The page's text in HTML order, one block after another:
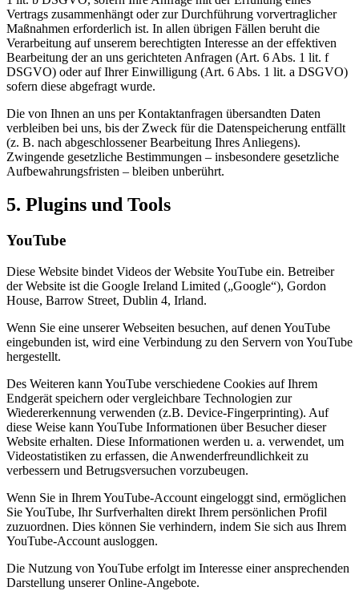
Vertrags zusammenhängt oder zur Durchführung vorvertraglicher
Maßnahmen erforderlich ist. In allen übrigen Fällen beruht die
Verarbeitung auf unserem berechtigten Interesse an der effektiven
Bearbeitung der an uns gerichteten Anfragen (Art. 6 Abs. 1 lit. f
DSGVO) oder auf Ihrer Einwilligung (Art. 6 Abs. 1 lit. a DSGVO)
sofern diese abgefragt wurde.
Die von Ihnen an uns per Kontaktanfragen übersandten Daten
verbleiben bei uns, bis der Zweck für die Datenspeicherung entfällt
(z. B. nach abgeschlossener Bearbeitung Ihres Anliegens).
Zwingende gesetzliche Bestimmungen – insbesondere gesetzliche
Aufbewahrungsfristen – bleiben unberührt.
5. Plugins und Tools
YouTube
Diese Website bindet Videos der Website YouTube ein. Betreiber
der Website ist die Google Ireland Limited („Google“), Gordon
House, Barrow Street, Dublin 4, Irland.
Wenn Sie eine unserer Webseiten besuchen, auf denen YouTube
eingebunden ist, wird eine Verbindung zu den Servern von YouTube
hergestellt.
Des Weiteren kann YouTube verschiedene Cookies auf Ihrem
Endgerät speichern oder vergleichbare Technologien zur
Wiedererkennung verwenden (z.B. Device-Fingerprinting). Auf
diese Weise kann YouTube Informationen über Besucher dieser
Website erhalten. Diese Informationen werden u. a. verwendet, um
Videostatistiken zu erfassen, die Anwenderfreundlichkeit zu
verbessern und Betrugsversuchen vorzubeugen.
Wenn Sie in Ihrem YouTube-Account eingeloggt sind, ermöglichen
Sie YouTube, Ihr Surfverhalten direkt Ihrem persönlichen Profil
zuzuordnen. Dies können Sie verhindern, indem Sie sich aus Ihrem
YouTube-Account ausloggen.
Die Nutzung von YouTube erfolgt im Interesse einer ansprechenden
Darstellung unserer Online-Angebote.